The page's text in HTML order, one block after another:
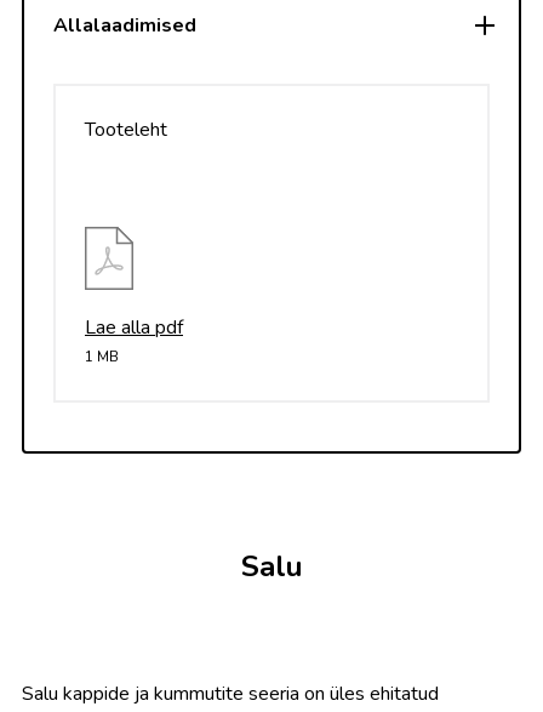
Allalaadimised
Tooteleht
Lae alla pdf
1 MB
Salu
Salu kappide ja kummutite seeria on üles ehitatud